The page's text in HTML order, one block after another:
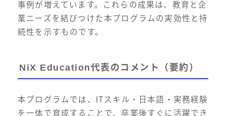
事例が増えています。これらの成果は、教育と企
業ニーズを結びつけた本プログラムの実効性と持
続性を示すものです。
NiX Education代表のコメント（要約）
本プログラムでは、ITスキル・日本語・実務経験
を一体で育成することで、卒業後すぐに活躍でき